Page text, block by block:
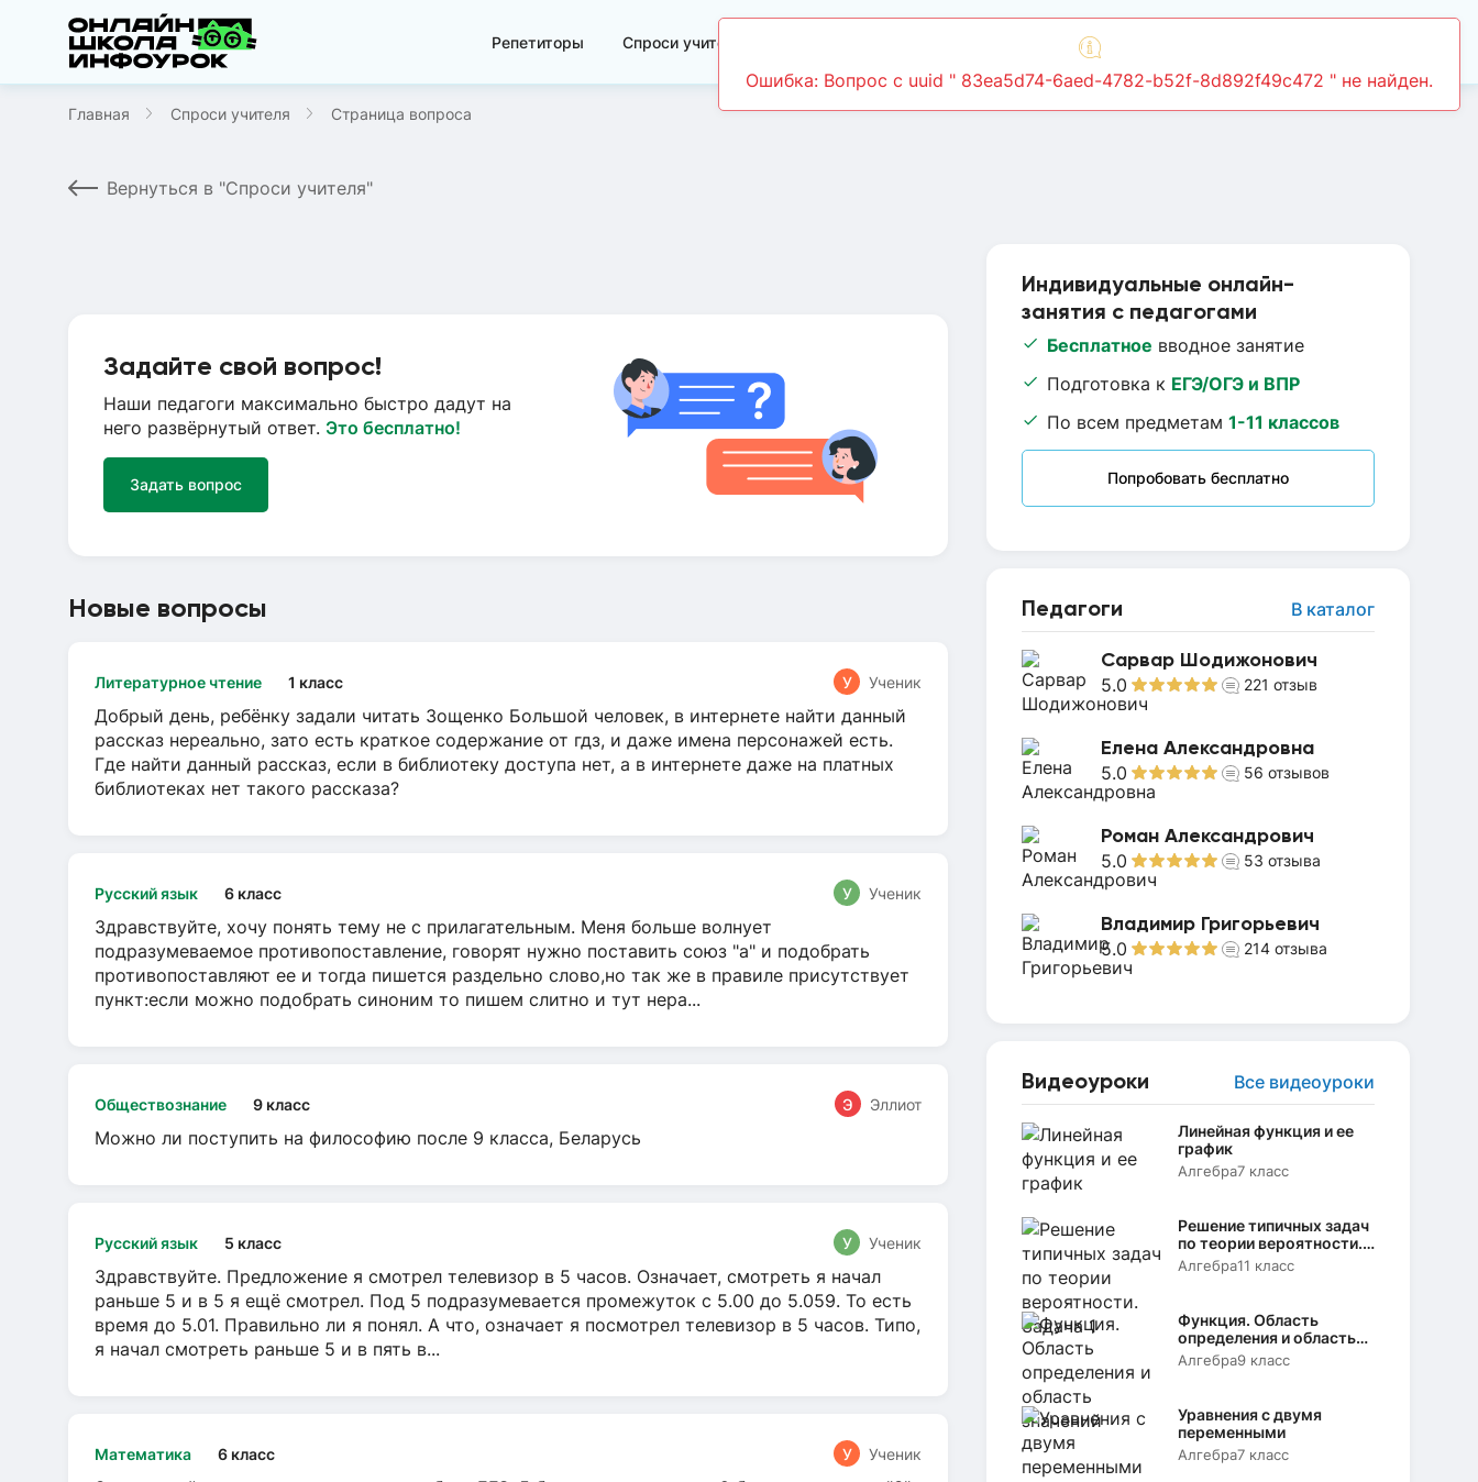
Репетиторы Спроси учителя
Главная Спроси учителя Страница вопроса
Вернуться в "Спроси учителя"
Индивидуальные онлайн-
занятия с педагогами
Бесплатное вводное занятие
Подготовка к ЕГЭ/ОГЭ и ВПР
По всем предметам 1-11 классов
Попробовать бесплатно
Педагоги В каталог
Сарвар Шодижонович
5.0 221 отзыв
Елена Александровна
5.0 56 отзывов
Роман Александрович
5.0 53 отзыва
Владимир Григорьевич
5.0 214 отзыва
Видеоуроки Все видеоуроки
Линейная функция и ее
график
Алгебра7 класс
Решение типичных задач
по теории вероятности.
Задача 1
Алгебра11 класс
Функция. Область
определения и область
значений
Алгебра9 класс
Уравнения с двумя
переменными
Алгебра7 класс
Задайте свой вопрос!
Наши педагоги максимально быстро дадут на
него развёрнутый ответ. Это бесплатно!
Задать вопрос
Новые вопросы
Литературное чтение 1 класс У Ученик
Добрый день, ребёнку задали читать Зощенко Большой человек, в интернете найти данный
рассказ нереально, зато есть краткое содержание от гдз, и даже имена персонажей есть.
Где найти данный рассказ, если в библиотеку доступа нет, а в интернете даже на платных
библиотеках нет такого рассказа?
Русский язык 6 класс У Ученик
Здравствуйте, хочу понять тему не с прилагательным. Меня больше волнует
подразумеваемое противопоставление, говорят нужно поставить союз "а" и подобрать
противопоставляют ее и тогда пишется раздельно слово,но так же в правиле присутствует
пункт:если можно подобрать синоним то пишем слитно и тут нера...
Обществознание 9 класс Э Эллиот
Можно ли поступить на философию после 9 класса, Беларусь
Русский язык 5 класс У Ученик
Здравствуйте. Предложение я смотрел телевизор в 5 часов. Означает, смотреть я начал
раньше 5 и в 5 я ещё смотрел. Под 5 подразумевается промежуток с 5.00 до 5.059. То есть
время до 5.01. Правильно ли я понял. А что, означает я посмотрел телевизор в 5 часов. Типо,
я начал смотреть раньше 5 и в пять в...
Математика 6 класс У Ученик